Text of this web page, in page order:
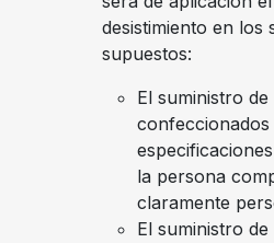
desistimiento en los
supuestos:
El suministro de
la persona
claramente
El suministro de